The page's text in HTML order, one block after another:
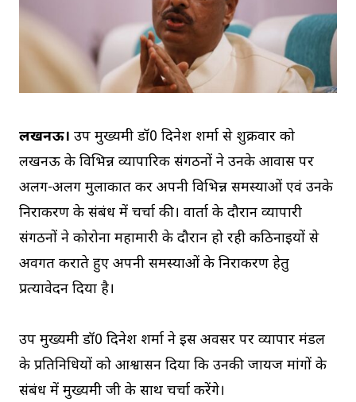
लखनऊ। उप मुख्यमंत्री डॉ0 दिनेश शर्मा से शुक्रवार को
लखनऊ के विभिन्न व्यापारिक संगठनों ने उनके आवास पर
अलग-अलग मुलाकात कर अपनी विभिन्न समस्याओं एवं उनके
निराकरण के संबंध में चर्चा की। वार्ता के दौरान व्यापारी
संगठनों ने कोरोना महामारी के दौरान हो रही कठिनाइयों से
अवगत कराते हुए अपनी समस्याओं के निराकरण हेतु
प्रत्यावेदन दिया है।
उप मुख्यमंत्री डॉ0 दिनेश शर्मा ने इस अवसर पर व्यापार मंडल
के प्रतिनिधियों को आश्वासन दिया कि उनकी जायज मांगों के
संबंध में मुख्यमंत्री जी के साथ चर्चा करेंगे।